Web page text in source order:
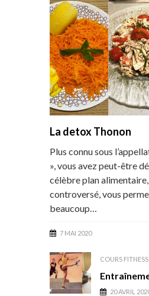
La detox Thonon
Plus connu sous
», vous avez peut-être
célèbre plan
controversé, vous
beaucoup…
7 MAI 2020
COURS FITNESS
20 AVRIL